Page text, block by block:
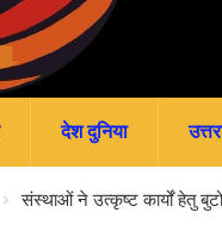
देश दुनिया
संस्थाओं ने उत्कृष्ट कार्यों हेतु